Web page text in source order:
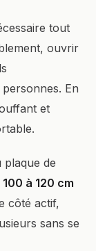
tout
ouvrir
En
et
plaque de
100 à 120 cm
côté actif,
sans se